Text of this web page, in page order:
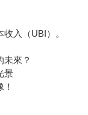
入（UBI）。
未來？
景